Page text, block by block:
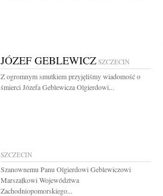
JÓZEF GEBLEWICZ SZCZECIN
Z ogromnym smutkiem przyjęliśmy wiadomość o
śmierci Józefa Geblewicza Olgierdowi...
SZCZECIN
Szanownemu Panu Olgierdowi Geblewiczowi
Marszałkowi Województwa
Zachodniopomorskiego...